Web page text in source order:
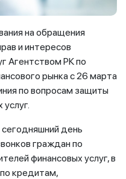
на обращения
и интересов
Агентством РК по
рынка с 26 марта
по вопросам защиты
день
граждан по
финансовых услуг, в
кредитам,